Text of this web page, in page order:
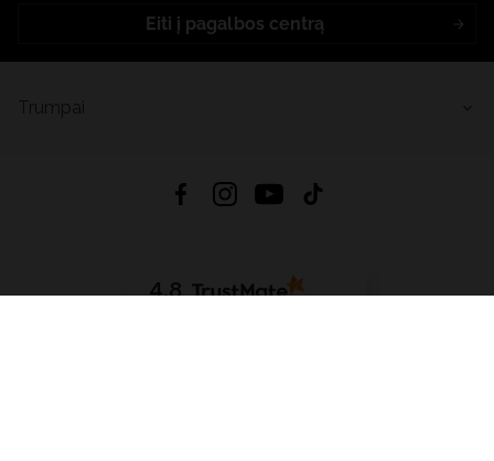
Eiti į pagalbos centrą
4.8